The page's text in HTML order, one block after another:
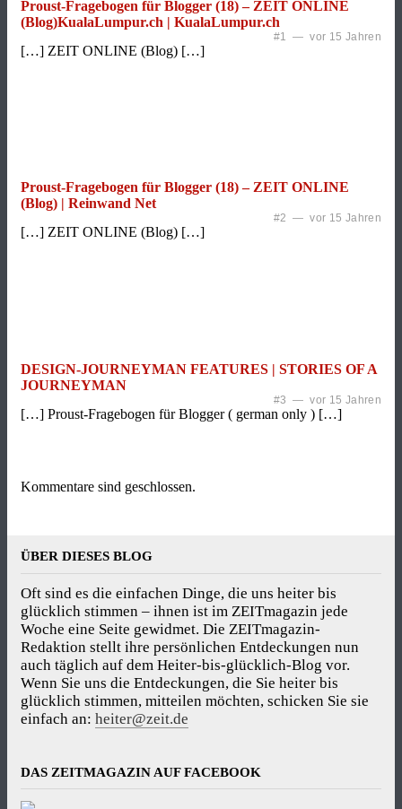
Proust-Fragebogen für Blogger (18) – ZEIT ONLINE
(Blog)KualaLumpur.ch | KualaLumpur.ch
#1 — vor 15 Jahren
[…] ZEIT ONLINE (Blog) […]
Proust-Fragebogen für Blogger (18) – ZEIT ONLINE
(Blog) | Reinwand Net
#2 — vor 15 Jahren
[…] ZEIT ONLINE (Blog) […]
DESIGN-JOURNEYMAN FEATURES | STORIES OF A
JOURNEYMAN
#3 — vor 15 Jahren
[…] Proust-Fragebogen für Blogger ( german only ) […]
Kommentare sind geschlossen.
ÜBER DIESES BLOG
Oft sind es die einfachen Dinge, die uns heiter bis
glücklich stimmen – ihnen ist im ZEITmagazin jede
Woche eine Seite gewidmet. Die ZEITmagazin-
Redaktion stellt ihre persönlichen Entdeckungen nun
auch täglich auf dem Heiter-bis-glücklich-Blog vor.
Wenn Sie uns die Entdeckungen, die Sie heiter bis
glücklich stimmen, mitteilen möchten, schicken Sie sie
einfach an: heiter@zeit.de
DAS ZEITMAGAZIN AUF FACEBOOK